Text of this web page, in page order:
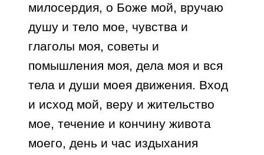
милосердия, о Боже мой, вручаю
душу и тело мое, чувства и
глаголы моя, советы и
помышления моя, дела моя и вся
тела и души моея движения. Вход
и исход мой, веру и жительство
мое, течение и кончину живота
моего, день и час издыхания